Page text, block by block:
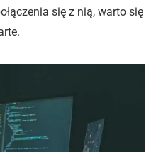
się z nią, warto się